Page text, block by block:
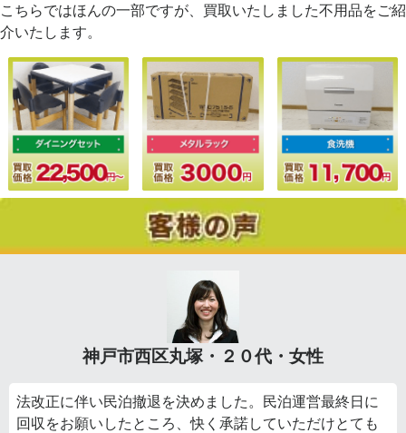
こちらではほんの一部ですが、買取いたしました不用品をご紹
介いたします。
神戸市西区丸塚・２０代・女性
法改正に伴い民泊撤退を決めました。民泊運営最終日に
回収をお願いしたところ、快く承諾していただけとても